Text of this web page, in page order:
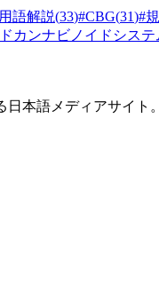
用語解説(33)#CBG(31)#
カンナビノイドシステ
本語メディアサイト